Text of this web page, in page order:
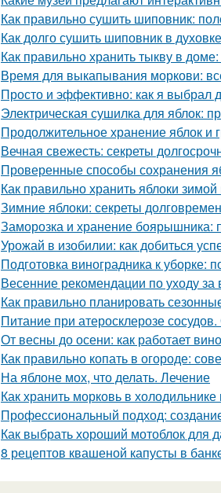
Как правильно сушить шиповник:
Как долго сушить шиповник в
Как правильно хранить тыкву в
Время для выкапывания моркови:
Просто и эффективно: как я выбрал
Электрическая сушилка для яблок:
Продолжительное хранение яблок и
Вечная свежесть: секреты
Проверенные способы сохранения
Как правильно хранить яблоки
Зимние яблоки: секреты
Заморозка и хранение боярышника:
Урожай в изобилии: как добиться
Подготовка виноградника к уборке:
Весенние рекомендации по уходу за
Как правильно планировать
Питание при атеросклерозе
От весны до осени: как работает
Как правильно копать в огороде:
На яблоне мох, что делать. Лечение
Как хранить морковь в
Профессиональный подход:
Как выбрать хороший мотоблок для
8 рецептов квашеной капусты в